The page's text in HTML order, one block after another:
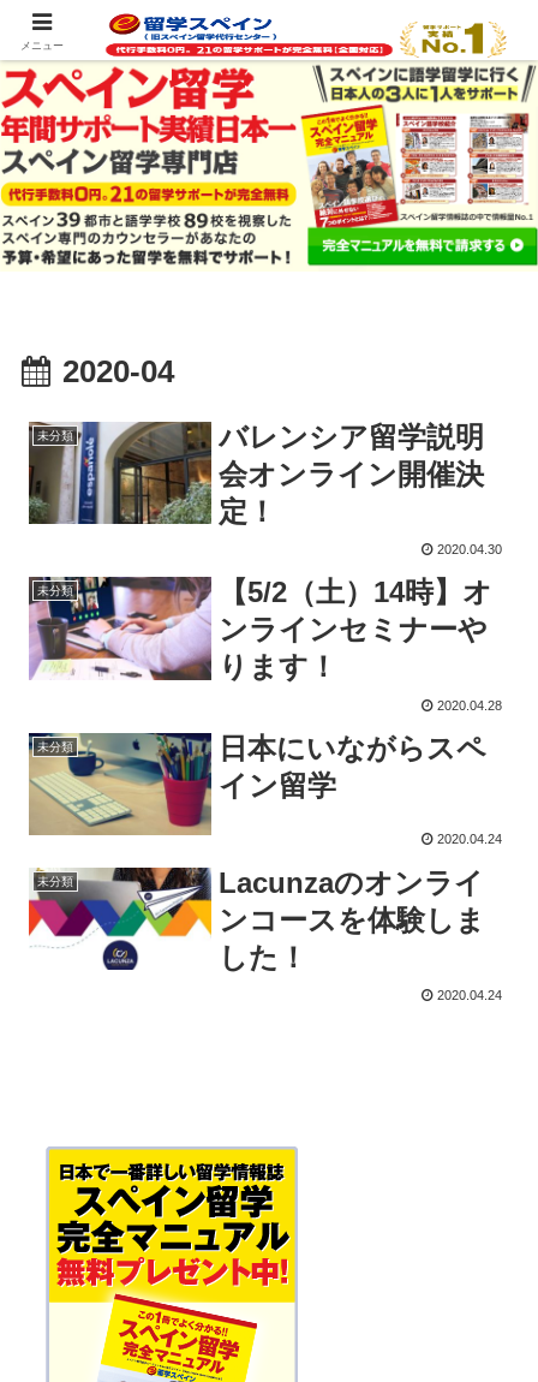
スペイン留学の最新情報をお届けします
2020-04
未分類
バレンシア留学説明
会オンライン開催決
定！
2020.04.30
未分類
【5/2（土）14時】オ
ンラインセミナーや
ります！
2020.04.28
未分類
日本にいながらスペ
イン留学
2020.04.24
未分類
Lacunzaのオンライ
ンコースを体験しま
した！
2020.04.24
メニュー